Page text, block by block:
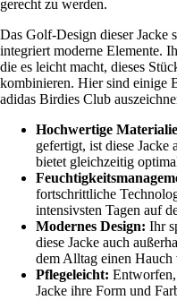
gerecht zu werden.
Das Golf-Design dieser Jacke
integriert moderne Elemente.
die es leicht macht, dieses
kombinieren. Hier sind einige
adidas Birdies Club
Hochwertige
gefertigt, ist diese Jacke
bietet gleichzeitig
fortschrittliche
intensivsten Tagen auf
Modernes Design: Ihr
diese Jacke auch
dem Alltag einen Hauch
Pflegeleicht:
Jacke ihre Form und